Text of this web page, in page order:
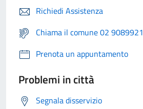
Richiedi Assistenza
Chiama il comune 02 9089921
Prenota un appuntamento
Problemi in città
Segnala disservizio